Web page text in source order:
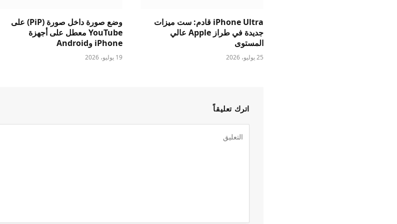
iPhone Ultra قادم: ست ميزات
جديدة في طراز Apple عالي
المستوى
25 يوليو، 2026
وضع صورة داخل صورة (PiP) على
YouTube معطل على أجهزة
iPhone وAndroid
19 يوليو، 2026
اترك تعليقاً